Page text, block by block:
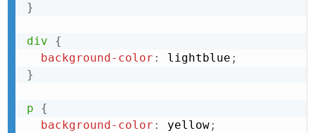
}
div
{
background-color : lightblue ;
}
p
{
background-color : yellow;